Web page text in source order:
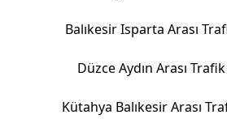
Balıkesir Isparta Arası
Düzce Aydın Arası
Kütahya Balıkesir Arası